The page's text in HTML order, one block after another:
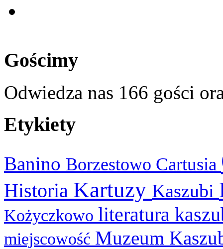
Gościmy
Odwiedza nas 166 gości
Etykiety
Banino Borzestowo Cartusia
Historia Kartuzy Kaszubi
Kożyczkowo literatura
miejscowość Muzeum